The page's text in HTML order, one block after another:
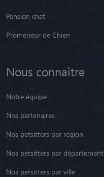
Pension chat
Promeneur de Chien
Nous connaître
Notre équipe
Nos partenaires
Nos petsitters par région
Nos petsitters par département
Nos petsitters par ville